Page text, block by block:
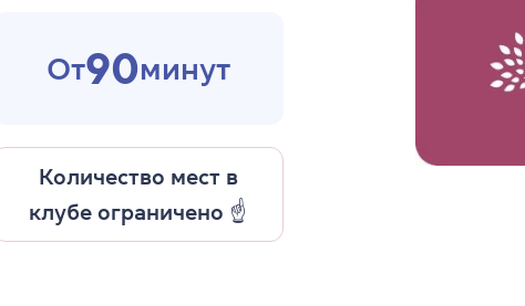
От90минут
Количество мест в
клубе ограничено ☝️